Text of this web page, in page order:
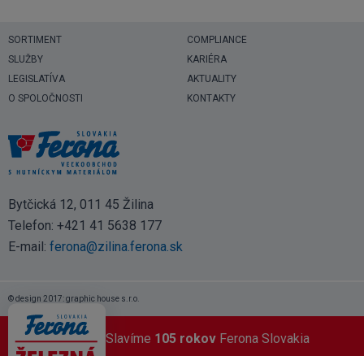
SORTIMENT
SLUŽBY
LEGISLATÍVA
O SPOLOČNOSTI
COMPLIANCE
KARIÉRA
AKTUALITY
KONTAKTY
Bytčická 12, 011 45 Žilina
Telefon: +421 41 5638 177
E-mail: ferona@zilina.ferona.sk
© design 2017: graphic house s.r.o.
Slavíme 105 rokov Ferona Slovakia